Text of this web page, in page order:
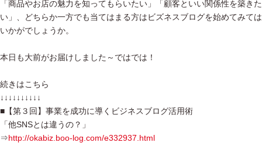
「商品やお店の魅力を知ってもらいたい」「顧客といい関係性を築きた
い」、どちらか一方でも当てはまる方はビズネスブログを始めてみては
いかがでしょうか。
本日も大前がお届けしました～ではでは！
続きはこちら
↓↓↓↓↓↓↓↓↓↓
■【第３回】事業を成功に導くビジネスブログ活用術
「他SNSとは違うの？」
⇒http://okabiz.boo-log.com/e332937.html